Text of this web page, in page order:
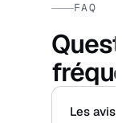
FAQ
Les avis